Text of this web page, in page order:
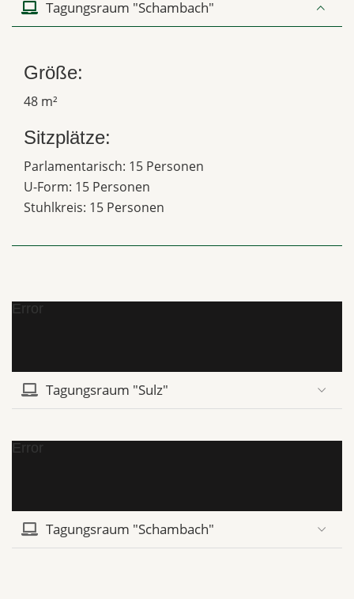
Tagungsraum "Schambach"
Größe:
48 m²
Sitzplätze:
Parlamentarisch: 15 Personen
U-Form: 15 Personen
Stuhlkreis: 15 Personen
Error
Tagungsraum "Sulz"
Error
Tagungsraum "Schambach"